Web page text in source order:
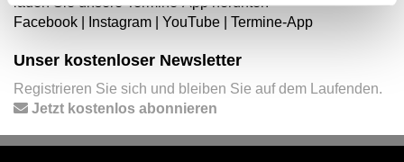
Facebook
Instagram YouTube Termine-App
Unser kostenloser Newsletter
Registrieren Sie sich und bleiben Sie auf dem Laufenden.
Jetzt kostenlos abonnieren